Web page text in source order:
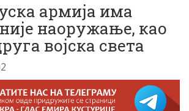
армија има
наоружање, као
војска света